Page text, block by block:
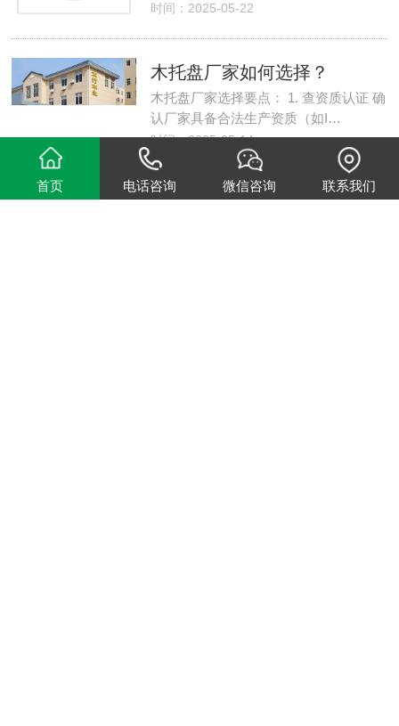
时间：2025-05-22
木托盘厂家如何选择？
木托盘厂家选择要点： 1. 查资质认证 确
认厂家具备合法生产资质（如I…
时间：2025-05-14
哪种木托盘适合叠加使用？
首页 电话咨询 微信咨询 联系我们